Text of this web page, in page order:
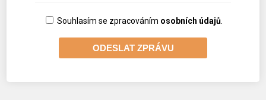
Souhlasím se zpracováním osobních údajů